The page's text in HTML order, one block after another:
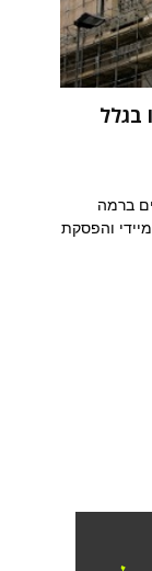
תמ"א 38 נסגרו בגלל
ברמה
והפסקת